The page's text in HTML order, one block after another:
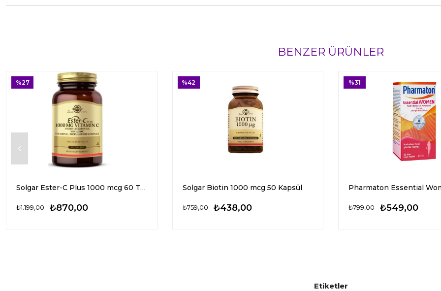
BENZER ÜRÜNLER
Solgar Ester-C Plus 1000 mcg 60 Tablet
₺870,00
₺1.199,00
%27
Solgar Biotin 1000 mcg 50 Kapsül
₺438,00
₺759,00
%42
₺549,00
₺799,00
%31
Etiketler